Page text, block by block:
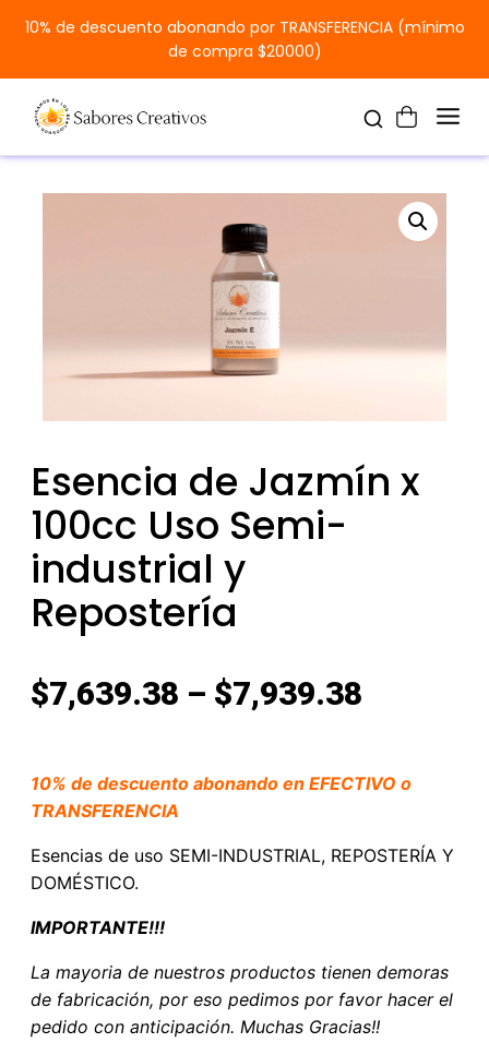
10% de descuento abonando por TRANSFERENCIA (mínimo
de compra $20000)
Esencia de Jazmín x
100cc Uso Semi-
industrial y
Repostería
$7,639.38 – $7,939.38
10% de descuento abonando en EFECTIVO o
TRANSFERENCIA
Esencias de uso SEMI-INDUSTRIAL, REPOSTERÍA Y
DOMÉSTICO.
IMPORTANTE!!!
La mayoria de nuestros productos tienen demoras
de fabricación, por eso pedimos por favor hacer el
pedido con anticipación. Muchas Gracias!!